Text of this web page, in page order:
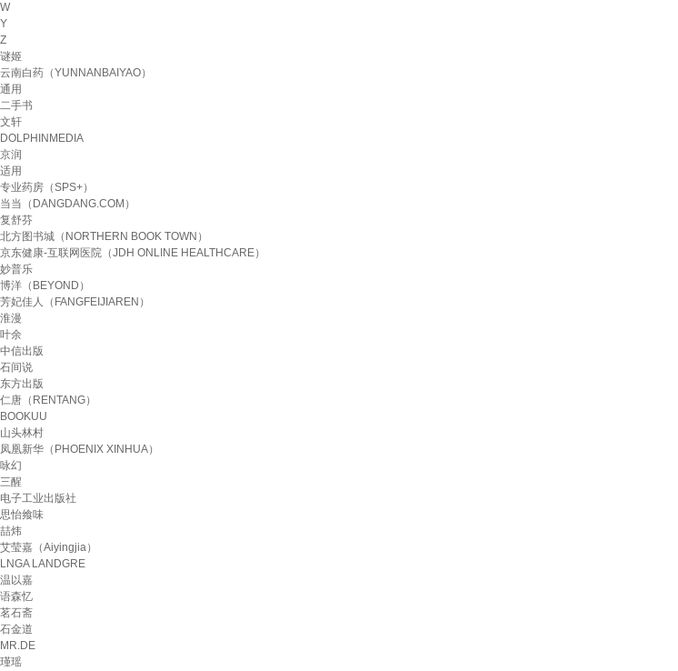
W
Y
Z
谜姬
云南白药（YUNNANBAIYAO）
通用
二手书
文轩
DOLPHINMEDIA
京润
适用
专业药房（SPS+）
当当（DANGDANG.COM）
复舒芬
北方图书城（NORTHERN BOOK TOWN）
京东健康-互联网医院（JDH ONLINE HEALTHCARE）
妙普乐
博洋（BEYOND）
芳妃佳人（FANGFEIJIAREN）
淮漫
叶余
中信出版
石间说
东方出版
仁唐（RENTANG）
BOOKUU
山头林村
凤凰新华（PHOENIX XINHUA）
咏幻
三醒
电子工业出版社
思怡飨味
喆炜
艾莹嘉（Aiyingjia）
LNGA LANDGRE
温以嘉
语森忆
茗石斋
石金道
MR.DE
瑾瑶